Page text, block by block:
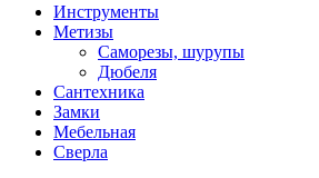
Инструменты
Метизы
Саморезы, шурупы
Дюбеля
Сантехника
Замки
Мебельная
Сверла